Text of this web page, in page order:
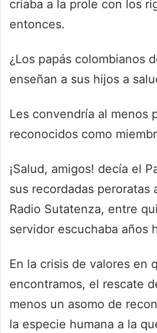
criaba a la prole con los
entonces.
¿Los papás colombianos
enseñan a sus hijos a
Les convendría al menos
reconocidos como
¡Salud, amigos! decía el
sus recordadas peroratas
Radio Sutatenza, entre
servidor escuchaba años
En la crisis de valores en
encontramos, el rescate
menos un asomo de
la especie humana a la